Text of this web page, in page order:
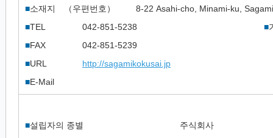
■소재지 （우편번호）
8-22 Asahi-cho, Minami-ku,
■TEL 042-851-5238 ■
■FAX
042-851-5239
■URL
http://sagamikokusai.jp
■E-Mail
■설립자의 종별
주식회사